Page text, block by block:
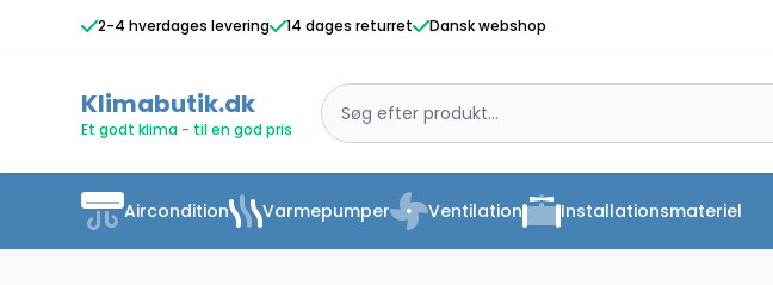
2-4 hverdages levering 14 dages returret Dansk webshop
Klimabutik.dk
Et godt klima - til en god pris
Aircondition Varmepumper Ventilation Installationsmateriel